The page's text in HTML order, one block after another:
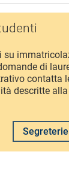
su
di
contatta
descritte